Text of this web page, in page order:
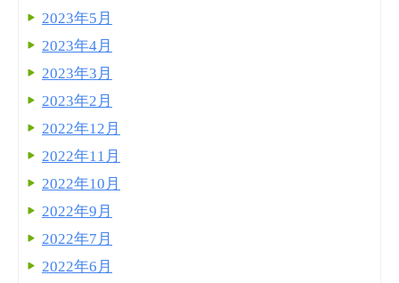
2023年5月
2023年4月
2023年3月
2023年2月
2022年12月
2022年11月
2022年10月
2022年9月
2022年7月
2022年6月